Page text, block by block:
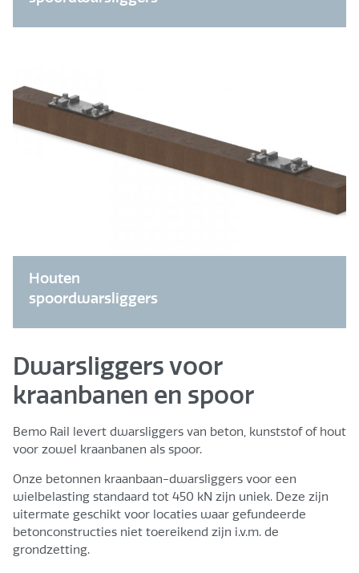
Houten
spoordwarsliggers
Dwarsliggers voor
kraanbanen en spoor
Bemo Rail levert dwarsliggers van beton, kunststof of hout
voor zowel kraanbanen als spoor.
Onze betonnen kraanbaan-dwarsliggers voor een
wielbelasting standaard tot 450 kN zijn uniek. Deze zijn
uitermate geschikt voor locaties waar gefundeerde
betonconstructies niet toereikend zijn i.v.m. de
grondzetting.